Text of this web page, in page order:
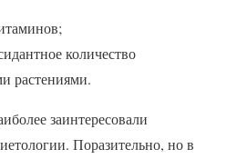
количество
растениями.
заинтересовали
Поразительно, но в